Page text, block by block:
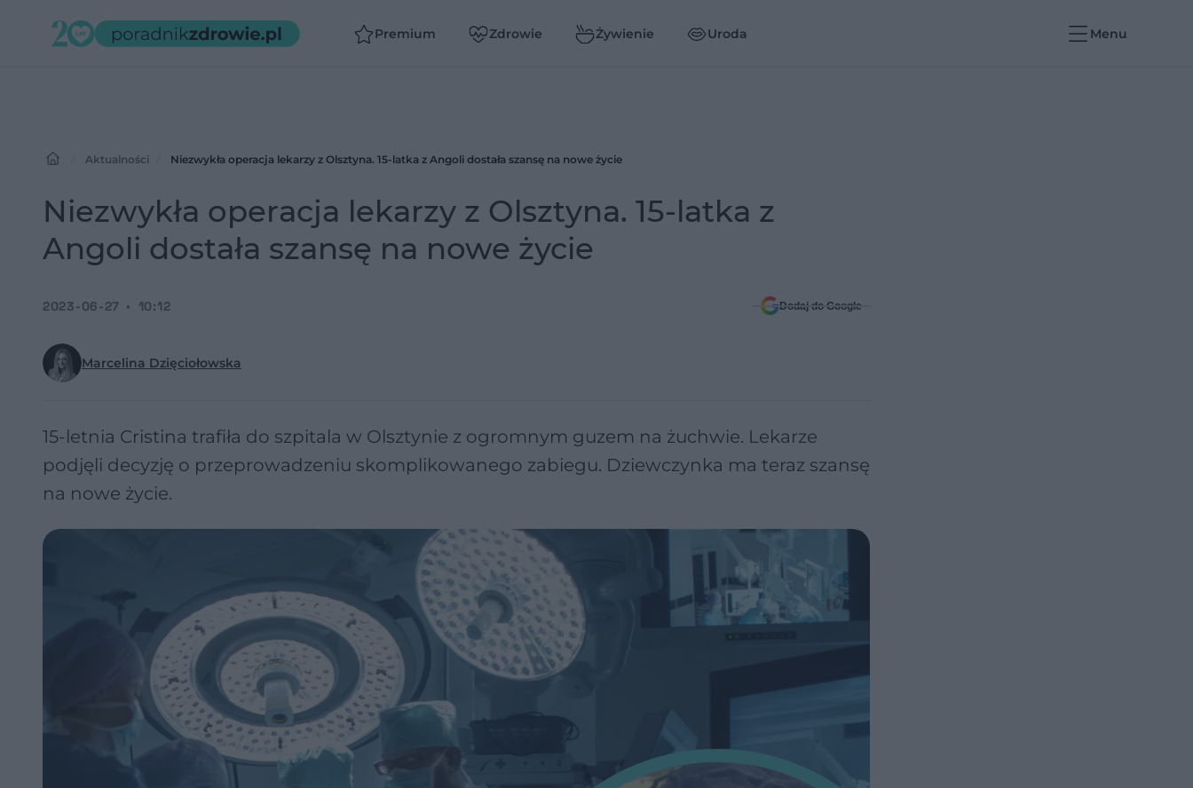
Premium Zdrowie Żywienie Uroda Menu
Aktualności Niezwykła operacja lekarzy z Olsztyna. 15-latka z Angoli dostała szansę na nowe życie
Niezwykła operacja lekarzy z Olsztyna. 15-latka z
Angoli dostała szansę na nowe życie
Marcelina Dzięciołowska
2023-06-27 10:12 Dodaj do Google
15-letnia Cristina trafiła do szpitala w Olsztynie z ogromnym guzem na żuchwie. Lekarze
podjęli decyzję o przeprowadzeniu skomplikowanego zabiegu. Dziewczynka ma teraz szansę
na nowe życie.